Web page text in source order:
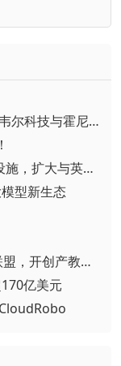
▪ 霍尼韦尔发布分拆后全新品牌：霍尼韦尔科技与霍尼韦尔航空航天
▪ ABB通过集成DSX Blueprint AI基础设施，扩大与英伟达的合作
型新生态
▪ 重磅官宣！汇川技术联合发起 D12 联盟，开创产教融合新范式
亿美元